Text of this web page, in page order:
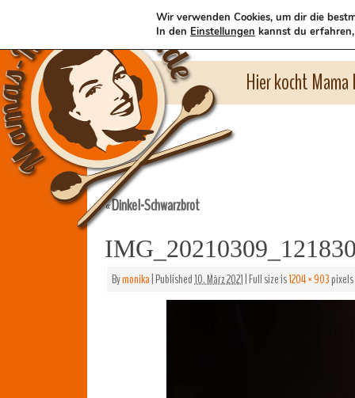
Hier kocht
«Dinkel-Schwarzbrot
Bymonika|Published10. März 2021|Full size is1204 × 903pixels
Wir verwenden Cookies, um dir die
In den Einstellungen kannst du